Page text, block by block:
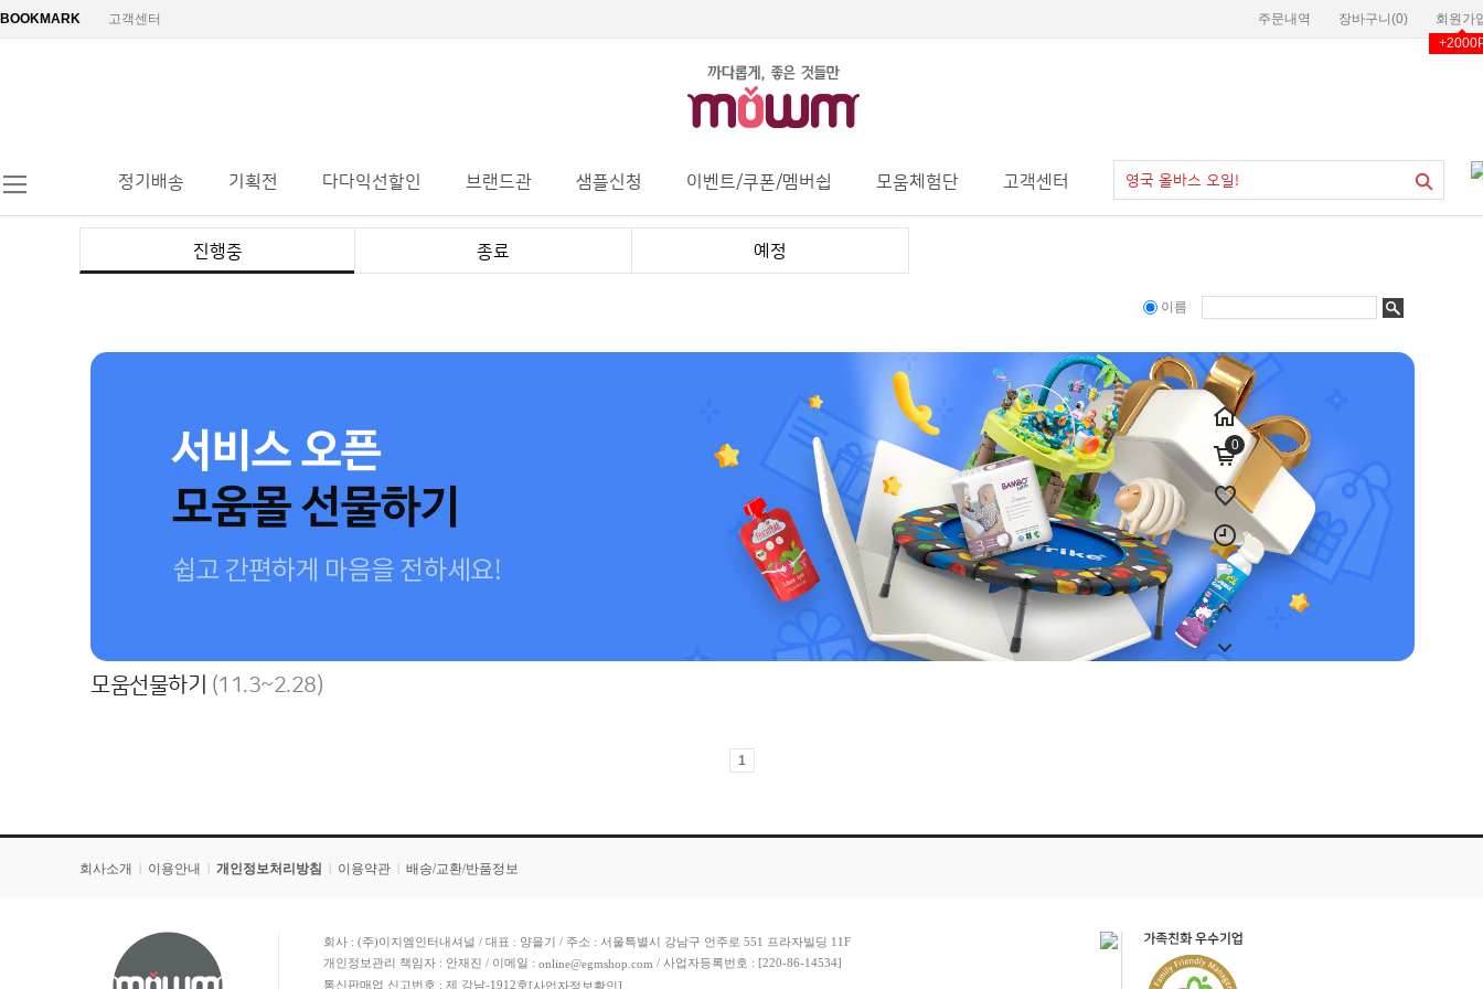
0
BOOKMARK 고객센터
회원가
장바구니(0)
주문내역
정기배송 기획전 다다익선할인 브랜드관 샘플신청 이벤트/쿠폰/멤버쉽 모움체험단 고객센터
진행중 종료 예정
이름
모움선물하기 (11.3~2.28)
1
회사소개 | 이용안내 | 개인정보처리방침 | 이용약관 | 배송/교환/반품정보
회사 : (주)이지엠인터내셔널 / 대표 : 양을기 / 주소 : 서울특별시 강남구 언주로 551 프라자빌딩 11F
개인정보관리 책임자 : 안재진 / 이메일 : online@egmshop.com / 사업자등록번호 : [220-86-14534]
통신판매업 신고번호 : 제 강남-1912호[사업자정보확인]